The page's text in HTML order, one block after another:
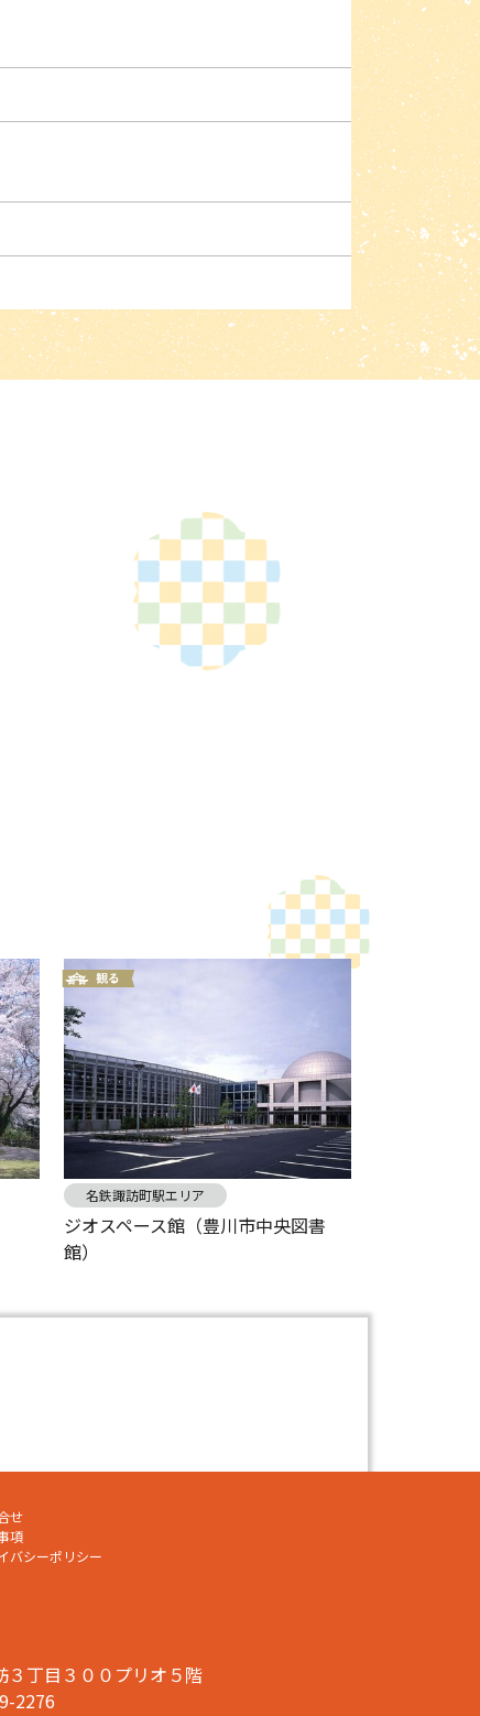
名鉄諏訪町駅エリア
ジオスペース館（豊川市中央図書
館）
せ
項
バシーポリシー
丁目３００プリオ５階
2276